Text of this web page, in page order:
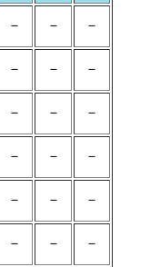
－ － －
－ － －
－ － －
－ － －
－ － －
－ － －